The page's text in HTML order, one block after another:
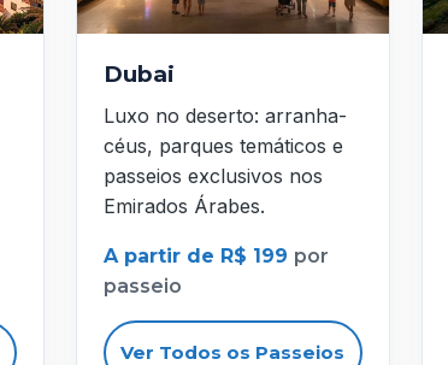
Dubai
Luxo no deserto: arranha-
céus, parques temáticos e
passeios exclusivos nos
Emirados Árabes.
A partir de R$ 199 por
passeio
Ver Todos os Passeios